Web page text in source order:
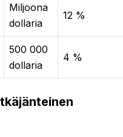
Miljoona
dollaria
12 %
500 000
dollaria
4 %